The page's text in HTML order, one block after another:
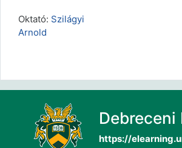
Oktató: Szilágyi
Arnold
Debreceni
https://